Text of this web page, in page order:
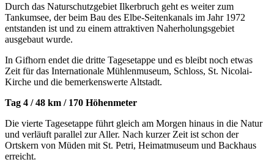
Durch das Naturschutzgebiet Ilkerbruch geht es weiter zum
Tankumsee, der beim Bau des Elbe-Seitenkanals im Jahr 1972
entstanden ist und zu einem attraktiven Naherholungsgebiet
ausgebaut wurde.
In Gifhorn endet die dritte Tagesetappe und es bleibt noch etwas
Zeit für das Internationale Mühlenmuseum, Schloss, St. Nicolai-
Kirche und die bemerkenswerte Altstadt.
Tag 4 / 48 km / 170 Höhenmeter
Die vierte Tagesetappe führt gleich am Morgen hinaus in die Natur
und verläuft parallel zur Aller. Nach kurzer Zeit ist schon der
Ortskern von Müden mit St. Petri, Heimatmuseum und Backhaus
erreicht.